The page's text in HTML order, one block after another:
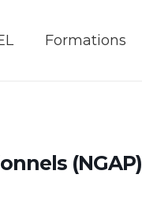
Formations
(NGAP)